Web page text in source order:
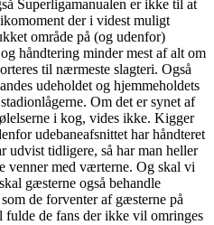
Superligamanualen er ikke til at
der i videst muligt
område på (og udenfor)
håndtering minder mest af alt om
til nærmeste slagteri. Også
udeholdet og hjemmeholdets
Om det er synet af
i kog, vides ikke. Kigger
udebaneafsnittet har håndteret
udvist tidligere, så har man heller
venner med værterne. Og skal vi
gæsterne også behandle
de forventer af gæsterne på
fulde de fans der ikke vil omringes